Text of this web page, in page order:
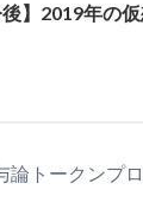
後】2019年の
トークンプロ